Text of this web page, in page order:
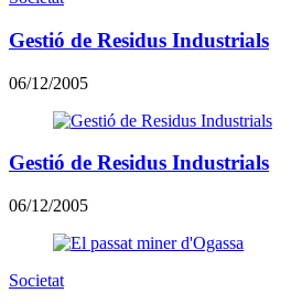
Gestió de Residus Industrials
06/12/2005
Gestió de Residus Industrials
06/12/2005
Societat